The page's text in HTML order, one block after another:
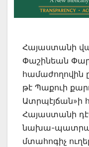
Հայաստանի
Փաշինեան
համաժողովին
թէ Պաքուի
Ատրպէյճան»ի
Հայաստանի
նախա-
մտահոգիչ